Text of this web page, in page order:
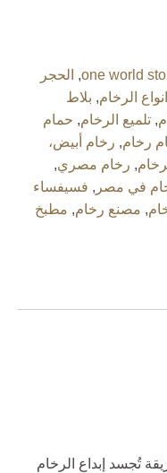
one world
, الحجر
انواع الرخام, بلاط
, تلميع الرخام, حمام
رخام, رخام أبيض،
, رخام مصري,
في مصر , فسيفساء
, مصنع رخام, مطبخ
تُجسد إبداع الرخام